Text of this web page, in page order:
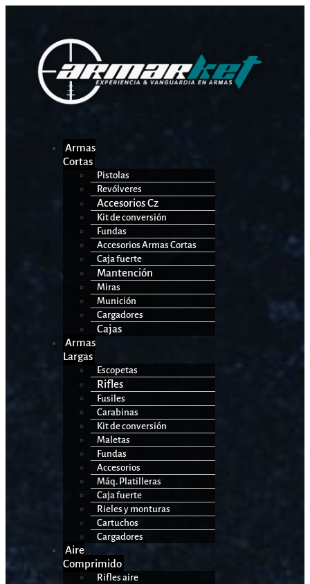
Armas
Cortas
Pistolas
Revólveres
Accesorios Cz
Kit de conversión
Fundas
Accesorios Armas Cortas
Caja fuerte
Mantención
Miras
Munición
Cargadores
Cajas
Armas
Largas
Escopetas
Rifles
Fusiles
Carabinas
Kit de conversión
Maletas
Fundas
Accesorios
Máq. Platilleras
Caja fuerte
Rieles y monturas
Cartuchos
Cargadores
Aire
Comprimido
Rifles aire